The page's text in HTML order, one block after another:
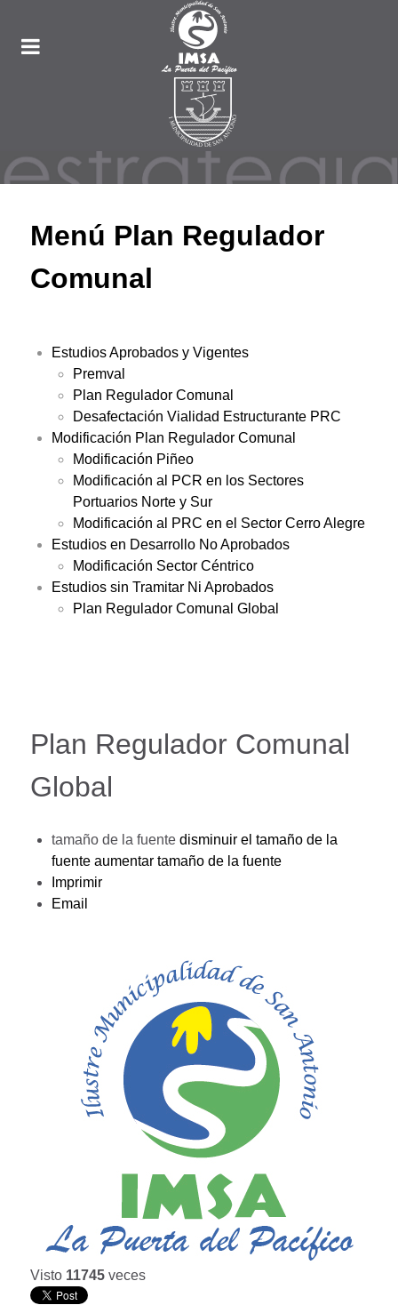
Menú Plan Regulador
Comunal
Estudios Aprobados y Vigentes
Premval
Plan Regulador Comunal
Desafectación Vialidad Estructurante PRC
Modificación Plan Regulador Comunal
Modificación Piñeo
Modificación al PCR en los Sectores
Portuarios Norte y Sur
Modificación al PRC en el Sector Cerro Alegre
Estudios en Desarrollo No Aprobados
Modificación Sector Céntrico
Estudios sin Tramitar Ni Aprobados
Plan Regulador Comunal Global
Plan Regulador Comunal
Global
tamaño de la fuente disminuir el tamaño de la
fuente aumentar tamaño de la fuente
Imprimir
Email
Visto 11745 veces